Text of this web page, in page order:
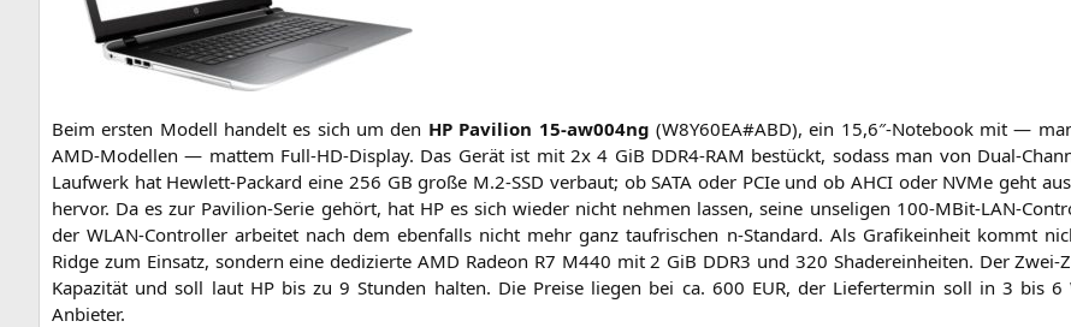
Beim ers­ten Modell han­delt es sich um den HPPavi­li­on 15-aw004ng (W8Y60EA#ABD), ein 15,6″-Notebook mit —
AMD-Model­len — mat­tem Full-HD-Dis­play. Das Gerät ist mit 2x 4 GiB DDR4-RAM bestückt, sodass man von Dual-
Lauf­werk hat Hew­lett-Packard eine 256 GB gro­ße M.2‑SSD ver­baut; obSATA oder PCIe und ob AHCIoder NVMe geht
her­vor. Da es zur Pavi­li­on-Serie gehört, hat HPes sich wie­der nicht neh­men las­sen, sei­ne unse­li­gen 100-MBit-LAN-
der WLAN-Con­trol­ler arbei­tet nach dem eben­falls nicht mehr ganz tau­fri­schen n‑Standard. Als Gra­fik­ein­heit kommt
Ridge zum Ein­satz, son­dern eine dedi­zier­teAMD Rade­on R7 M440 mit 2 GiB DDR3 und 320 Shader­ein­hei­ten. Der Zwei-
Kapa­zi­tät und soll laut HPbis zu 9 Stun­den hal­ten. Die Prei­se lie­gen bei ca. 600 EUR, der Lie­fer­ter­min soll in 3 bis 6
Anbieter.